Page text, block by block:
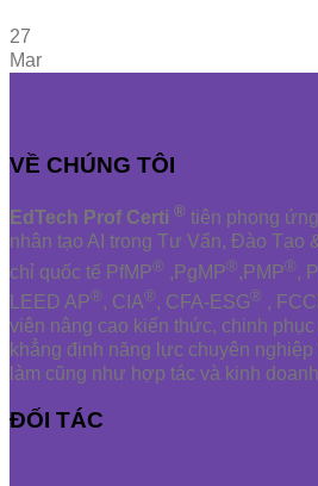
27
Mar
VỀ CHÚNG TÔI
EdTech Prof Certi ® tiên phong
nhân tạo AI trong Tư Vấn, Đào Tạo
chỉ quốc tế PfMP® ,PgMP®,PMP®,
LEED AP®, CIA®, CFA-ESG® ,
viên nâng cao kiến thức, chinh
khẳng định năng lực chuyên
làm cũng như hợp tác và kinh
ĐỐI TÁC